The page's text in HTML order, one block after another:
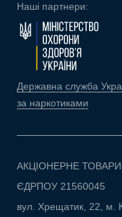
Наші партнери:
Державна служба
за наркотиками
АКЦІОНЕРНЕ
ЄДРПОУ 21560045
вул. Хрещатик, 22, м.